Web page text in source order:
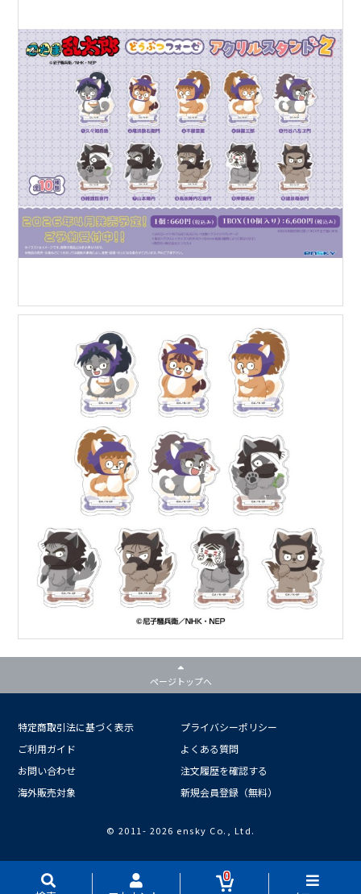
0
ページトップへ
特定商取引法に基づく表示
プライバシーポリシー
ご利用ガイド
よくある質問
お問い合わせ
注文履歴を確認する
海外販売対象
新規会員登録（無料）
© 2011- 2026 ensky Co., Ltd.